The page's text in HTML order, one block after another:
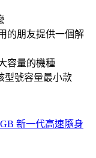
的朋友提供一個解
容量的機種
型號容量最小款
新一代高速隨身